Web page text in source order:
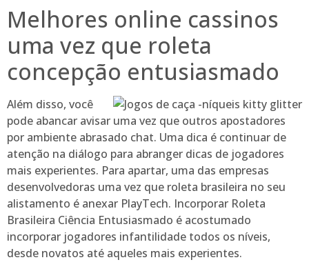
Melhores online cassinos
uma vez que roleta
concepção entusiasmado
Além disso, você
pode abancar avisar uma vez que outros apostadores
por ambiente abrasado chat. Uma dica é continuar de
atenção na diálogo para abranger dicas de jogadores
mais experientes. Para apartar, uma das empresas
desenvolvedoras uma vez que roleta brasileira no seu
alistamento é anexar PlayTech. Incorporar Roleta
Brasileira Ciência Entusiasmado é acostumado
incorporar jogadores infantilidade todos os níveis,
desde novatos até aqueles mais experientes.